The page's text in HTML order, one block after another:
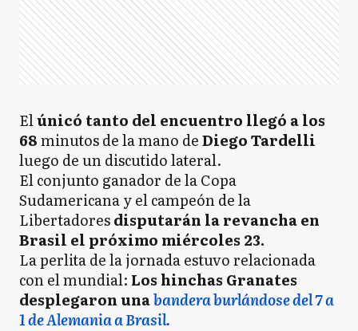
Elúnicó tanto del encuentro llegó a los
68minutos de la mano deDiego Tardelli
luego de un discutido lateral.
El conjunto ganador de la Copa
Sudamericana y el campeón de la
Libertadoresdisputarán la revancha en
Brasil el próximo miércoles 23.
La perlita de la jornada estuvo relacionada
con el mundial: Los hinchas Granates
desplegaron unabandera burlándose del 7 a
1 de Alemania a Brasil.